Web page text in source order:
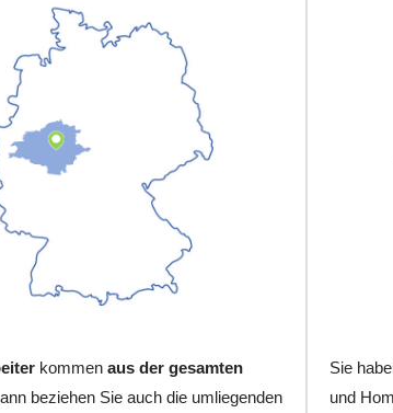
kommenaus der gesamten
beziehen Sie auch die umliegenden
Sie
und